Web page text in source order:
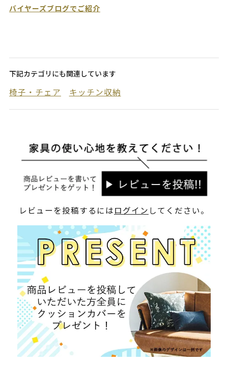
バイヤーズブログでご紹介
下記カテゴリにも関連しています
椅子・チェア キッチン収納
レビューを投稿するにはログイン してください。